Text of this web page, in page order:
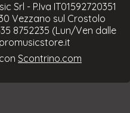
Srl - P.Iva IT01592720351
Vezzano sul Crostolo
8752235 (Lun/Ven dalle
Scontrino.com